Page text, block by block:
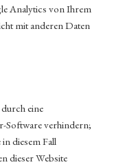
Analytics von Ihrem
mit anderen Daten
eine
Software verhindern;
diesem Fall
dieser Website